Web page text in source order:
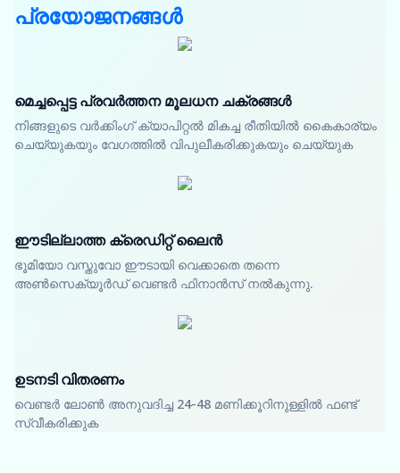
പ്രയോജനങ്ങൾ
മെച്ചപ്പെട്ട പ്രവർത്തന മൂലധന ചക്രങ്ങൾ
നിങ്ങളുടെ വർക്കിംഗ് ക്യാപിറ്റൽ മികച്ച രീതിയിൽ കൈകാര്യം
ചെയ്യുകയും വേഗത്തിൽ വിപുലീകരിക്കുകയും ചെയ്യുക
ഈടില്ലാത്ത ക്രെഡിറ്റ് ലൈൻ
ഭൂമിയോ വസ്തുവോ ഈടായി വെക്കാതെ തന്നെ
അൺസെക്യൂർഡ് വെണ്ടർ ഫിനാൻസ് നൽകുന്നു.
ഉടനടി വിതരണം
വെണ്ടർ ലോൺ അനുവദിച്ച 24-48 മണിക്കൂറിനുള്ളിൽ ഫണ്ട്
സ്വീകരിക്കുക